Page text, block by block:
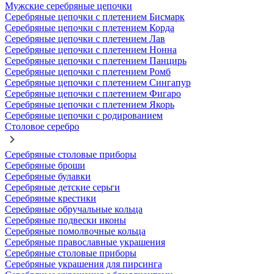
Мужские серебряные цепочки
Серебряные цепочки с плетением Бисмарк
Серебряные цепочки с плетением Корда
Серебряные цепочки с плетением Лав
Серебряные цепочки с плетением Нонна
Серебряные цепочки с плетением Панцирь
Серебряные цепочки с плетением Ромб
Серебряные цепочки с плетением Сингапур
Серебряные цепочки с плетением Фигаро
Серебряные цепочки с плетением Якорь
Серебряные цепочки с родированием
Столовое серебро
Серебряные столовые приборы
Серебряные броши
Серебряные булавки
Серебряные детские серьги
Серебряные крестики
Серебряные обручальные кольца
Серебряные подвески иконы
Серебряные помолвочные кольца
Серебряные православные украшения
Серебряные столовые приборы
Серебряные украшения для пирсинга